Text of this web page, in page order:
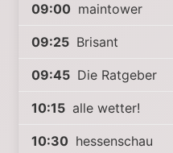
09:00 maintower
09:25 Brisant
09:45 Die Ratgeber
10:15 alle wetter!
10:30 hessenschau